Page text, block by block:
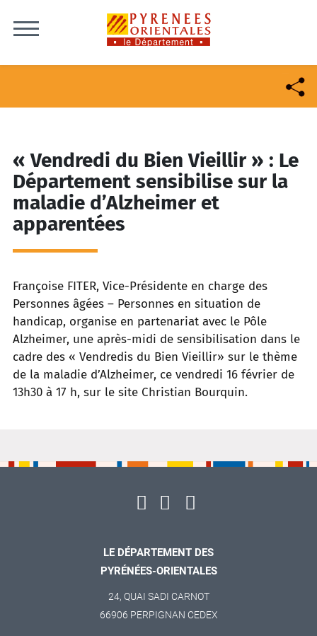
« Vendredi du Bien Vieillir » : Le
Département sensibilise sur la
maladie d’Alzheimer et
apparentées
Françoise FITER, Vice-Présidente en charge des
Personnes âgées – Personnes en situation de
handicap, organise en partenariat avec le Pôle
Alzheimer, une après-midi de sensibilisation dans le
cadre des « Vendredis du Bien Vieillir» sur le thème
de la maladie d’Alzheimer, ce vendredi 16 février de
13h30 à 17 h, sur le site Christian Bourquin.
LE DÉPARTEMENT DES
PYRÉNÉES-ORIENTALES
24, QUAI SADI CARNOT
66906 PERPIGNAN CEDEX